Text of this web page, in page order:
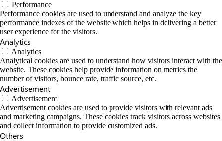
Performance
Performance cookies are used to understand and analyze the key
performance indexes of the website which helps in delivering a better
user experience for the visitors.
Analytics
Analytics
Analytical cookies are used to understand how visitors interact with the
website. These cookies help provide information on metrics the
number of visitors, bounce rate, traffic source, etc.
Advertisement
Advertisement
Advertisement cookies are used to provide visitors with relevant ads
and marketing campaigns. These cookies track visitors across websites
and collect information to provide customized ads.
Others